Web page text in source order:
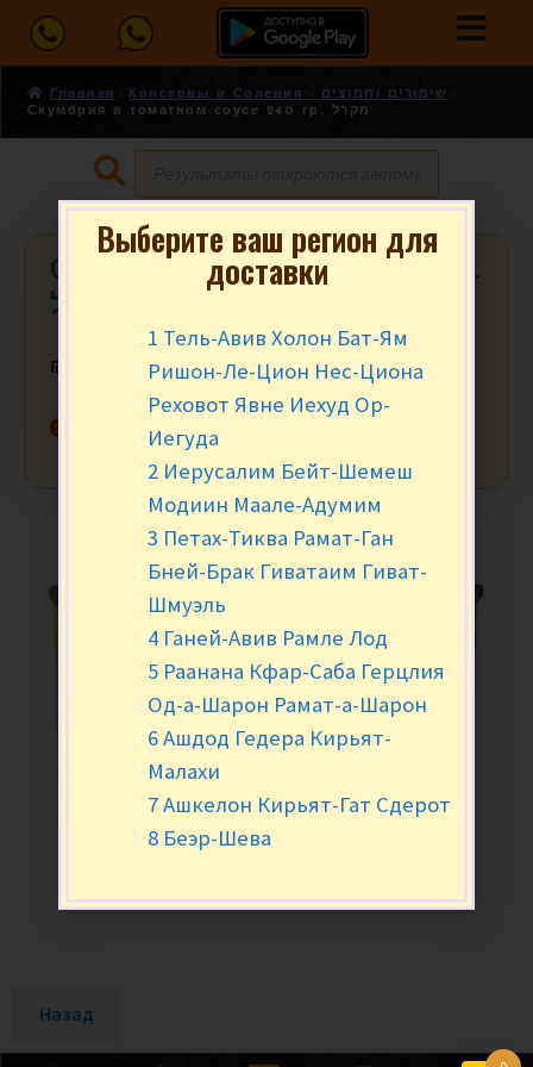
Главная
Консервы и Соления - שימורים וחמוצים
Скумбрия в томатном соусе 240 гр. מקרל
Скумбрия в томатном соусе 240 гр.
מקרל
₪
Нет в наличии
Назад
Выберите ваш регион для
доставки
1 Тель-Авив Холон Бат-Ям
Ришон-Ле-Цион Нес-Циона
Реховот Явне Иехуд Ор-
Иегуда
2 Иерусалим Бейт-Шемеш
Модиин Маале-Адумим
3 Петах-Тиква Рамат-Ган
Бней-Брак Гиватаим Гиват-
Шмуэль
4 Ганей-Авив Рамле Лод
5 Раанана Кфар-Саба Герцлия
Од-а-Шарон Рамат-а-Шарон
6 Ашдод Гедера Кирьят-
Малахи
7 Ашкелон Кирьят-Гат Сдерот
8 Беэр-Шева